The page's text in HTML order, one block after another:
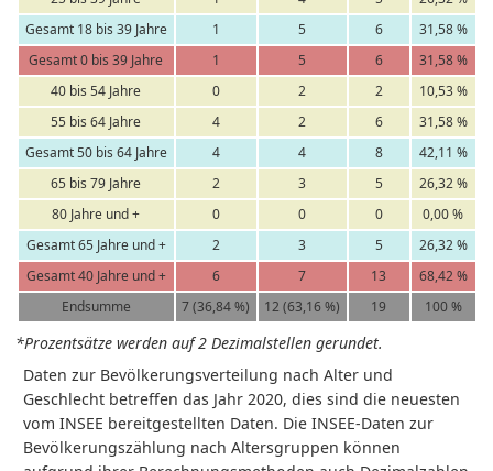
Gesamt 18 bis 39 Jahre
1 5 6
31,58 %
Gesamt 0 bis 39 Jahre
1 5 6
31,58 %
40 bis 54 Jahre
0 2 2
10,53 %
55 bis 64 Jahre
4 2 6
31,58 %
Gesamt 50 bis 64 Jahre
4 4 8
42,11 %
65 bis 79 Jahre
2 3 5
26,32 %
80 Jahre und +
0 0 0
0,00 %
Gesamt 65 Jahre und +
2 3 5
26,32 %
Gesamt 40 Jahre und +
6 7 13
68,42 %
Endsumme
7 (36,84 %) 12 (63,16 %) 19 100 %
*Prozentsätze werden auf 2 Dezimalstellen gerundet.
Daten zur Bevölkerungsverteilung nach Alter und
Geschlecht betreffen das Jahr 2020, dies sind die neuesten
vom INSEE bereitgestellten Daten. Die INSEE-Daten zur
Bevölkerungszählung nach Altersgruppen können